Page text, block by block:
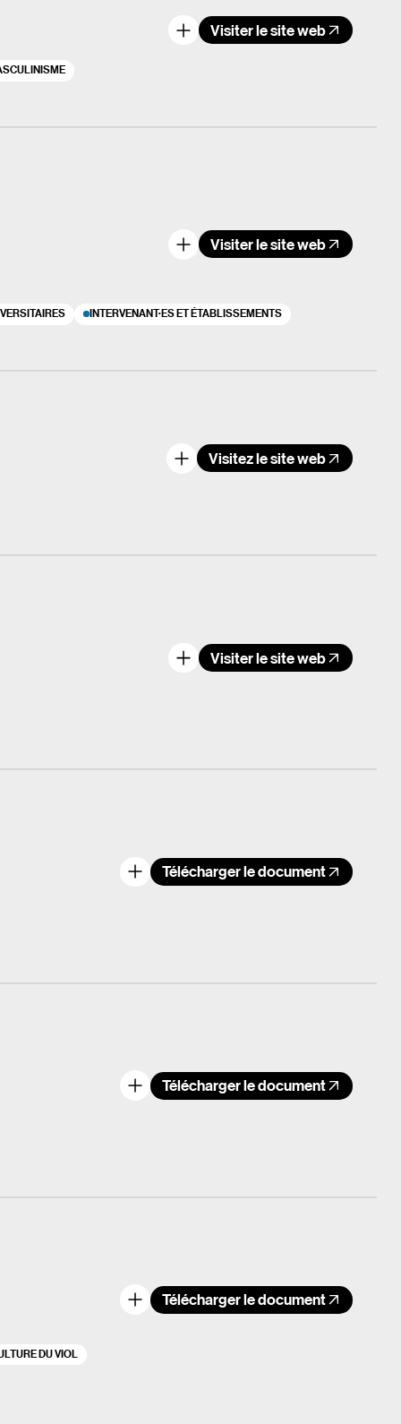
Visiter le site web
Visiter le site web
INTERVENANT·ES ET ÉTABLISSEMENTS
Visitez le site web
Visiter le site web
Télécharger le document
Télécharger le document
Télécharger le document
DU VIOL